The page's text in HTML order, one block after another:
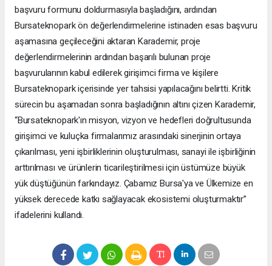
başvuru formunu doldurmasıyla başladığını, ardından
Bursateknopark ön değerlendirmelerine istinaden esas başvuru
aşamasına geçileceğini aktaran Karademir, proje
değerlendirmelerinin ardından başarılı bulunan proje
başvurularının kabul edilerek girişimci firma ve kişilere
Bursateknopark içerisinde yer tahsisi yapılacağını belirtti. Kritik
sürecin bu aşamadan sonra başladığının altını çizen Karademir,
“Bursateknopark'ın misyon, vizyon ve hedefleri doğrultusunda
girişimci ve kuluçka firmalarımız arasındaki sinerjinin ortaya
çıkarılması, yeni işbirliklerinin oluşturulması, sanayi ile işbirliğinin
arttırılması ve ürünlerin ticarileştirilmesi için üstümüze büyük
yük düştüğünün farkındayız. Çabamız Bursa'ya ve Ülkemize en
yüksek derecede katkı sağlayacak ekosistemi oluşturmaktır”
ifadelerini kullandı.